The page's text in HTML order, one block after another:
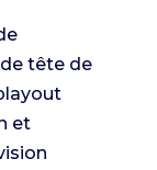
tête de
et